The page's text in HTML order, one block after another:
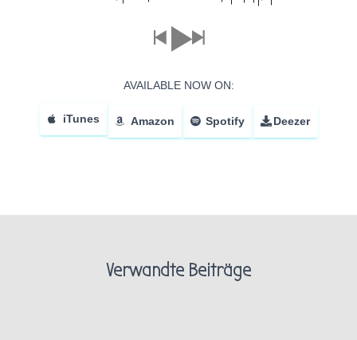
AVAILABLE NOW ON:
iTunes Amazon Spotify Deezer
Verwandte Beiträge